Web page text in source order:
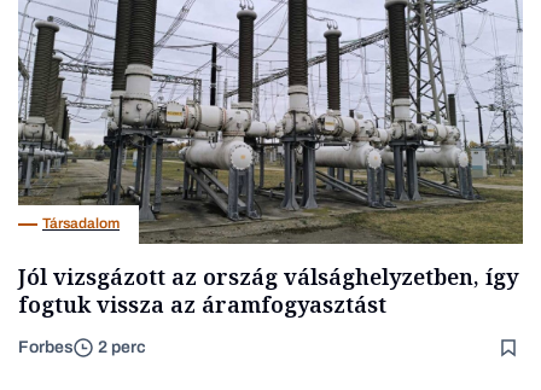
Társadalom
Jól vizsgázott az ország válsághelyzetben, így
fogtuk vissza az áramfogyasztást
Forbes 2 perc